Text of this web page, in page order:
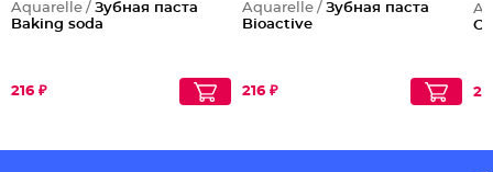
Aquarelle / Зубная паста
Baking soda
216 ₽
Aquarelle / Зубная паста
Bioactive
216 ₽